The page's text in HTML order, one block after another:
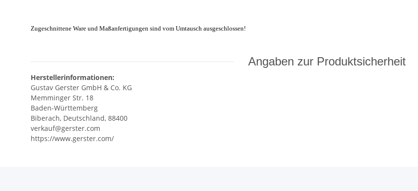
Zugeschnittene Ware und Maßanfertigungen sind vom Umtausch ausgeschlossen!
Angaben zur Produktsicherheit
Herstellerinformationen:
Gustav Gerster GmbH & Co. KG
Memminger Str. 18
Baden-Württemberg
Biberach, Deutschland, 88400
verkauf@gerster.com
https://www.gerster.com/